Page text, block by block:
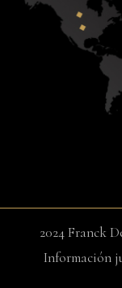
2024 Franck
Información